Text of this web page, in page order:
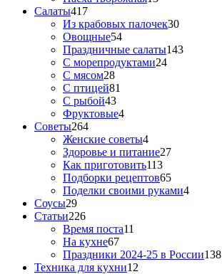
Салаты417
Из крабовых палочек30
Овощные54
Праздничные салаты143
С морепродуктами24
С мясом28
С птицей81
С рыбой43
Фруктовые4
Советы264
Женские советы4
Здоровье и питание27
Как приготовить113
Подборки рецептов65
Поделки своими руками4
Соусы29
Статьи226
Время поста11
На кухне67
Праздники 2024-25 в России138
Техника для кухни12